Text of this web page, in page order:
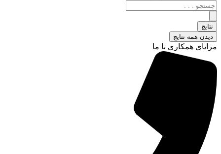
جستجو
.
.
.
نتایج
دیدن همه نتایج
مزایای همکاری با ما